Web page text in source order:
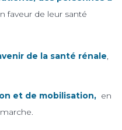
faveur de leur santé
de la santé rénale,
et de mobilisation, en